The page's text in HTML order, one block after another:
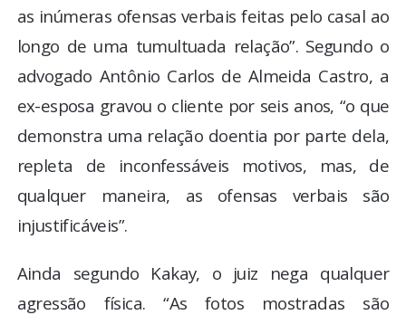
as inúmeras ofensas verbais feitas pelo casal ao
longo de uma tumultuada relação”. Segundo o
advogado Antônio Carlos de Almeida Castro, a
ex-esposa gravou o cliente por seis anos, “o que
demonstra uma relação doentia por parte dela,
repleta de inconfessáveis motivos, mas, de
qualquer maneira, as ofensas verbais são
injustificáveis”.
Ainda segundo Kakay, o juiz nega qualquer
agressão física. “As fotos mostradas são